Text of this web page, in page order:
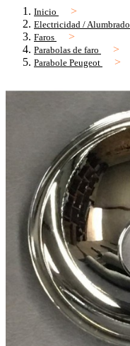
Inicio
Electricidad / Alumbrado
Faros
Parabolas de faro
Parabole Peugeot